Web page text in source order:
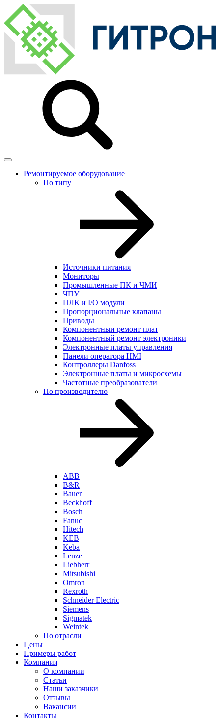
Ремонтируемое оборудование
По типу
Источники питания
Мониторы
Промышленные ПК и ЧМИ
ЧПУ
ПЛК и I/O модули
Пропорциональные клапаны
Приводы
Компонентный ремонт плат
Компонентный ремонт электроники
Электронные платы управления
Панели оператора HMI
Контроллеры Danfoss
Электронные платы и микросхемы
Частотные преобразователи
По производителю
ABB
B&R
Bauer
Beckhoff
Bosch
Fanuc
Hitech
KEB
Keba
Lenze
Liebherr
Mitsubishi
Omron
Rexroth
Schneider Electric
Siemens
Sigmatek
Weintek
По отрасли
Цены
Примеры работ
Компания
О компании
Статьи
Наши заказчики
Отзывы
Вакансии
Контакты